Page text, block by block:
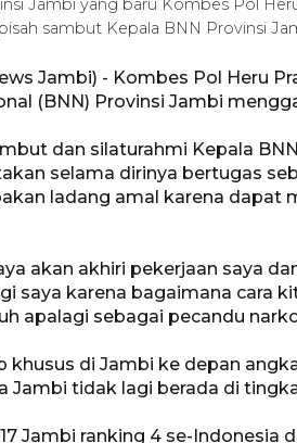
Jambi yang baru Kombes Pol
sambut Kepala BNN Provinsi
Jambi) - Kombes Pol Heru
(BNN) Provinsi Jambi
dan silaturahmi Kepala
selama dirinya bertugas
ladang amal karena dapat
akan akhiri pekerjaan saya
saya karena bagaimana cara
apalagi sebagai pecandu
khusus di Jambi ke depan
Jambi tidak lagi berada di
Jambi ranking 4 se-Indonesia